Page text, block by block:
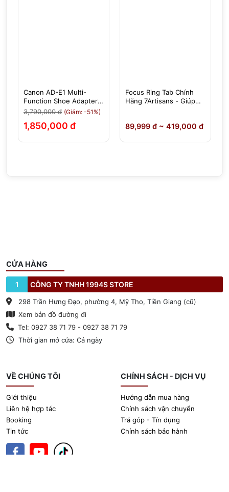
Canon AD-E1 Multi-
Function Shoe Adapter -
Chính Hãng
3,790,000 đ (Giảm: -51%)
1,850,000 đ
Focus Ring Tab Chính
Hãng 7Artisans - Giúp
89,999 đ ~ 419,000 đ
CỬA HÀNG
1 CÔNG TY TNHH 1994S STORE
298 Trần Hưng Đạo, phường 4, Mỹ Tho, Tiền Giang (cũ)
Xem bản đồ đường đi
Tel: 0927 38 71 79 - 0927 38 71 79
Thời gian mở cửa: Cả ngày
VỀ CHÚNG TÔI
Giới thiệu
Liên hệ hợp tác
Booking
Tin tức
CHÍNH SÁCH - DỊCH VỤ
Hướng dẫn mua hàng
Chính sách vận chuyển
Trả góp - Tín dụng
Chính sách bảo hành